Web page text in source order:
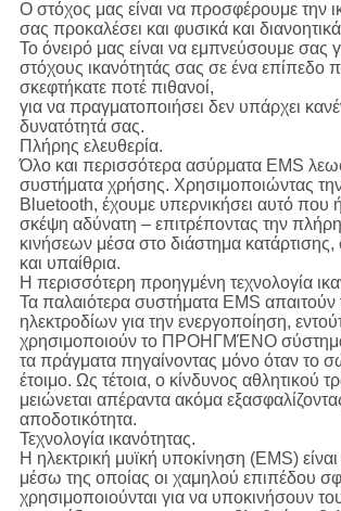
Ο στόχος μας είναι να προσφέρουμε την
σας προκαλέσει και φυσικά και
Το όνειρό μας είναι να εμπνεύσουμε σας
στόχους ικανότητάς σας σε ένα επίπεδο
σκεφτήκατε ποτέ πιθανοί,
για να πραγματοποιήσει δεν υπάρχει
δυνατότητά σας.
Πλήρης ελευθερία.
Όλο και περισσότερα ασύρματα EMS
συστήματα χρήσης. Χρησιμοποιώντας την
Bluetooth, έχουμε υπερνικήσει αυτό που
σκέψη αδύνατη – επιτρέποντας την
κινήσεων μέσα στο διάστημα κατάρτισης,
και υπαίθρια.
Η περισσότερη προηγμένη τεχνολογία
Τα παλαιότερα συστήματα EMS απαιτούν
ηλεκτροδίων για την ενεργοποίηση,
χρησιμοποιούν το ΠΡΟΗΓΜΈΝΟ
τα πράγματα πηγαίνοντας μόνο όταν το
έτοιμο. Ως τέτοια, ο κίνδυνος αθλητικού
μειώνεται απέραντα ακόμα
αποδοτικότητα.
Τεχνολογία ικανότητας.
Η ηλεκτρική μυϊκή υποκίνηση (EMS) είναι
μέσω της οποίας οι χαμηλού επιπέδου
χρησιμοποιούνται για να υποκινήσουν